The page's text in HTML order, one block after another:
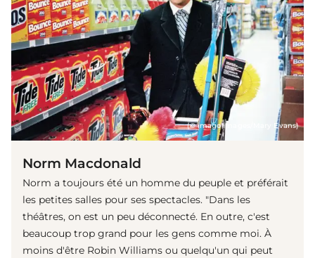
(© imago images/Mary Evans)
Norm Macdonald
Norm a toujours été un homme du peuple et préférait
les petites salles pour ses spectacles. "Dans les
théâtres, on est un peu déconnecté. En outre, c'est
beaucoup trop grand pour les gens comme moi. À
moins d'être Robin Williams ou quelqu'un qui peut